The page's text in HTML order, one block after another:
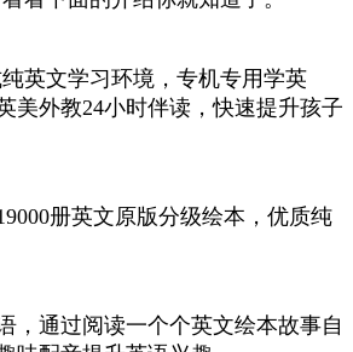
英文学习环境，专机专用学英
美外教24小时伴读，快速提升孩子
册英文原版分级绘本，优质纯
，通过阅读一个个英文绘本故事自